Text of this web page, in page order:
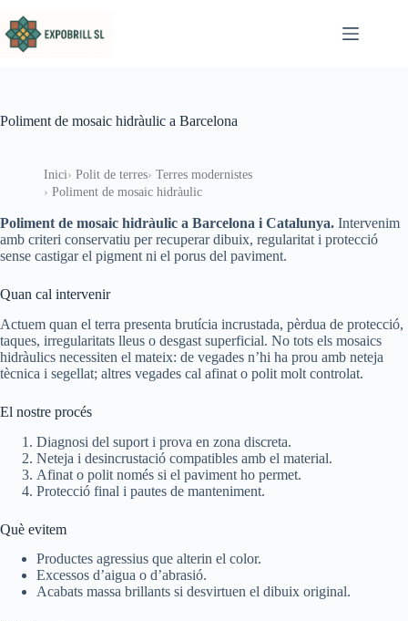
Poliment de mosaic hidràulic a Barcelona
Inici Polit de terres
Terres modernistes
Poliment de mosaic hidràulic
Poliment de mosaic hidràulic a Barcelona i Catalunya. Intervenim
amb criteri conservatiu per recuperar dibuix, regularitat i protecció
sense castigar el pigment ni el porus del paviment.
Quan cal intervenir
Actuem quan el terra presenta brutícia incrustada, pèrdua de protecció,
taques, irregularitats lleus o desgast superficial. No tots els mosaics
hidràulics necessiten el mateix: de vegades n’hi ha prou amb neteja
tècnica i segellat; altres vegades cal afinat o polit molt controlat.
El nostre procés
Diagnosi del suport i prova en zona discreta.
Neteja i desincrustació compatibles amb el material.
Afinat o polit només si el paviment ho permet.
Protecció final i pautes de manteniment.
Què evitem
Productes agressius que alterin el color.
Excessos d’aigua o d’abrasió.
Acabats massa brillants si desvirtuen el dibuix original.